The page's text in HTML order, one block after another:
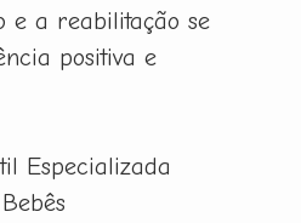
e a reabilitação se
positiva e
Especializada